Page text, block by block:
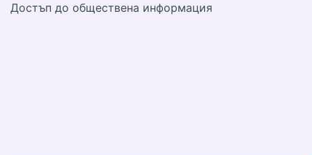
Достъп до обществена информация